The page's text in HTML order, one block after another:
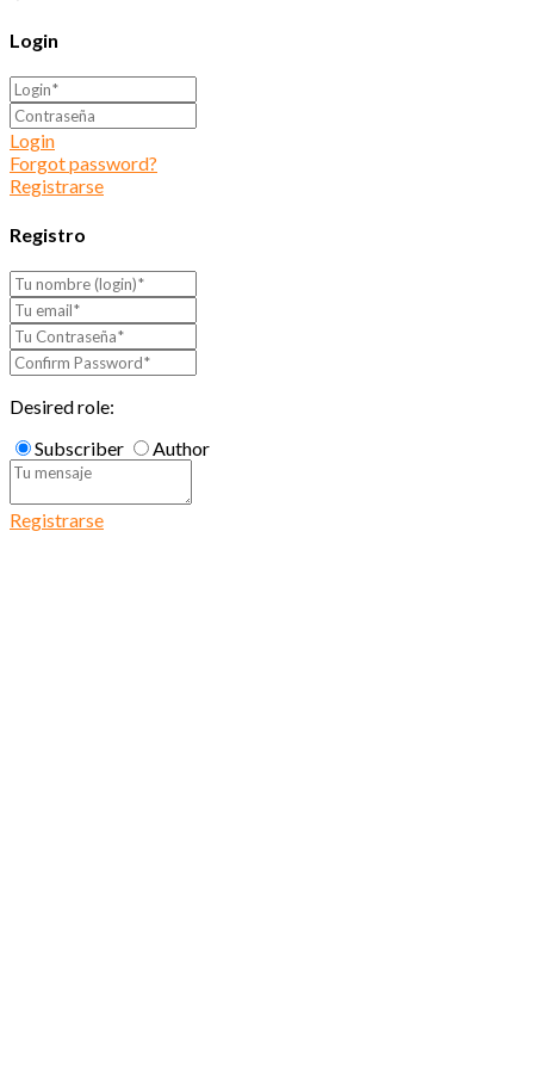
Login
Login
Forgot password?
Registrarse
Registro
Desired role:
Subscriber
Author
Registrarse